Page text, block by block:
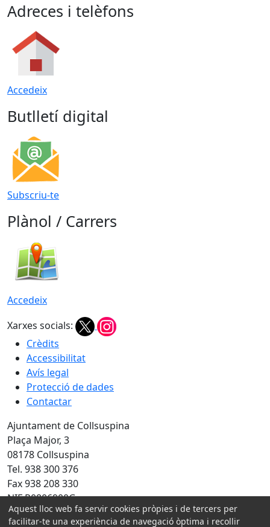
Adreces i telèfons
Accedeix
Butlletí digital
Subscriu-te
Plànol / Carrers
Accedeix
Xarxes socials:
Crèdits
Accessibilitat
Avís legal
Protecció de dades
Contactar
Ajuntament de Collsuspina
Plaça Major, 3
08178 Collsuspina
Tel. 938 300 376
Fax 938 208 330
NIF P0806900G
Amb la col·laboració de:
Aquest lloc web fa servir cookies pròpies i de tercers per
facilitar-te una experiència de navegació òptima i recollir